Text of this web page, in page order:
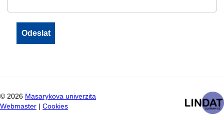
© 2026 Masarykova univerzita
Webmaster
Cookies